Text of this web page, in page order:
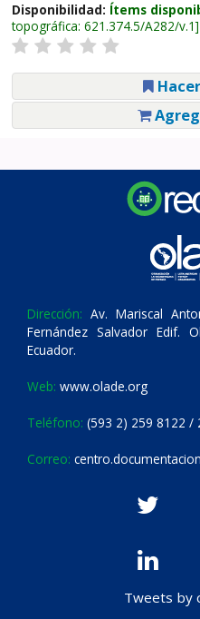
Disponibilidad: Ítems
topográfica: 621.374.5/A282/v.1
Dirección: Av. Mariscal
Fernández Salvador Edif.
Ecuador.
Web: www.olade.org
Teléfono: (593 2) 259 8122 /
Correo:
Tweets by